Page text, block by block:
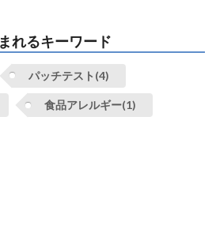
れるキーワード
パッチテスト(4)
食品アレルギー(1)